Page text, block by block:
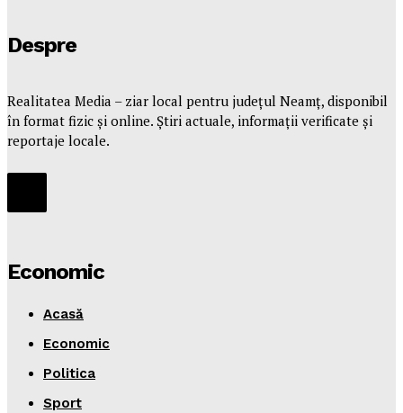
Despre
Realitatea Media – ziar local pentru județul Neamț, disponibil
în format fizic și online. Știri actuale, informații verificate și
reportaje locale.
Economic
Acasă
Economic
Politica
Sport